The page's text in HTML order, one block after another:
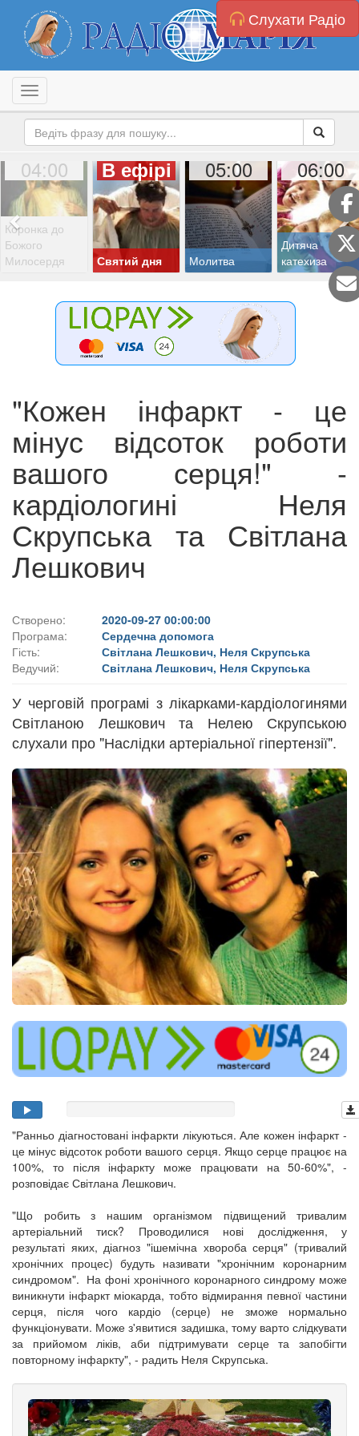
Слухати Радіо
Toggle navigation
04:00
Коронка до
Божого
Милосердя
В ефірі
Святий дня
05:00
Молитва
06:00
Дитяча
катехиза
"Кожен інфаркт - це
мінус відсоток роботи
вашого серця!" -
кардіологині Неля
Скрупська та Світлана
Лешкович
Створено:
2020-09-27 00:00:00
Програма:
Сердечна допомога
Гість:
Світлана Лешкович, Неля Скрупська
Ведучий:
Світлана Лешкович, Неля Скрупська
У черговій програмі з лікарками-кардіологинями
Світланою Лешкович та Нелею Скрупською
слухали про "Наслідки артеріальної гіпертензії".
"Ранньо діагностовані інфаркти лікуються. Але кожен інфаркт -
це мінус відсоток роботи вашого серця. Якщо серце працює на
100%, то після інфаркту може працювати на 50-60%", -
розповідає Світлана Лешкович.
"Що робить з нашим організмом підвищений тривалим
артеріальний тиск? Проводилися нові дослідження, у
результаті яких, діагноз "ішемічна хвороба серця" (тривалий
хронічних процес) будуть називати "хронічним коронарним
синдромом". На фоні хронічного коронарного синдрому може
виникнути інфаркт міокарда, тобто відмирання певної частини
серця, після чого кардіо (серце) не зможе нормально
функціонувати. Може з'явитися задишка, тому варто слідкувати
за прийомом ліків, аби підтримувати серце та запобігти
повторному інфаркту", - радить Неля Скрупська.